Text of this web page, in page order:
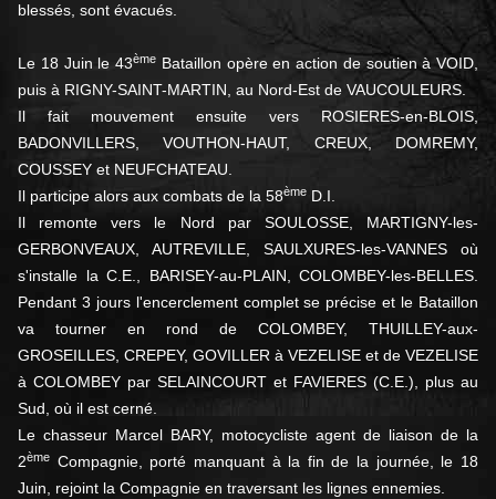
blessés, sont évacués.
Le 18 Juin le 43ème Bataillon opère en action de soutien à VOID,
puis à RIGNY-SAINT-MARTIN, au Nord-Est de VAUCOULEURS.
Il fait mouvement ensuite vers ROSIERES-en-BLOIS,
BADONVILLERS, VOUTHON-HAUT, CREUX, DOMREMY,
COUSSEY et NEUFCHATEAU.
Il participe alors aux combats de la 58ème D.I.
Il remonte vers le Nord par SOULOSSE, MARTIGNY-les-
GERBONVEAUX, AUTREVILLE, SAULXURES-les-VANNES où
s'installe la C.E., BARISEY-au-PLAIN, COLOMBEY-les-BELLES.
Pendant 3 jours l'encerclement complet se précise et le Bataillon
va tourner en rond de COLOMBEY, THUILLEY-aux-
GROSEILLES, CREPEY, GOVILLER à VEZELISE et de VEZELISE
à COLOMBEY par SELAINCOURT et FAVIERES (C.E.), plus au
Sud, où il est cerné.
Le chasseur Marcel BARY, motocycliste agent de liaison de la
2ème Compagnie, porté manquant à la fin de la journée, le 18
Juin, rejoint la Compagnie en traversant les lignes ennemies.